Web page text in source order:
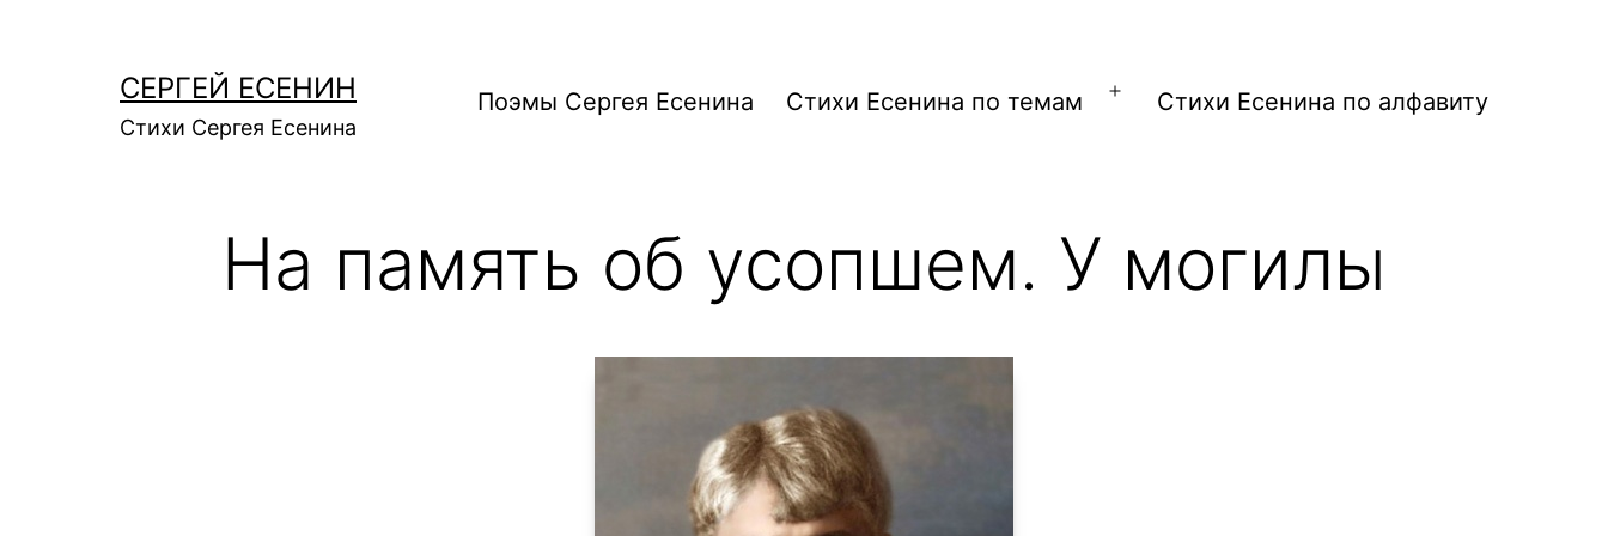
содержимомуСЕРГЕЙ ЕСЕНИН
Стихи Сергея Есенина
Поэмы Сергея Есенина Стихи Есенина по темам
ОткрытьСтихи Есенина по алфавиту
На память об усопшем. У могилы